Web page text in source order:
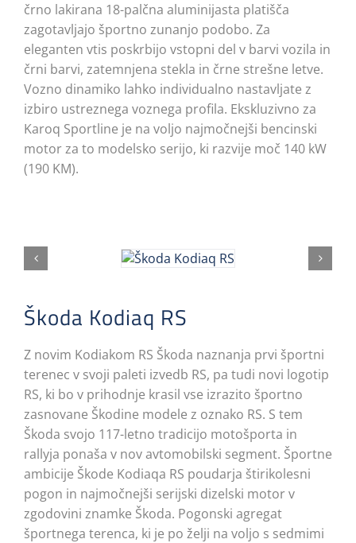
črno lakirana 18-palčna aluminijasta platišča
zagotavljajo športno zunanjo podobo. Za
eleganten vtis poskrbijo vstopni del v barvi vozila in
črni barvi, zatemnjena stekla in črne strešne letve.
Vozno dinamiko lahko individualno nastavljate z
izbiro ustreznega voznega profila. Ekskluzivno za
Karoq Sportline je na voljo najmočnejši bencinski
motor za to modelsko serijo, ki razvije moč 140 kW
(190 KM).
Škoda Kodiaq RS
Z novim Kodiakom RS Škoda naznanja prvi športni
terenec v svoji paleti izvedb RS, pa tudi novi logotip
RS, ki bo v prihodnje krasil vse izrazito športno
zasnovane Škodine modele z oznako RS. S tem
Škoda svojo 117-letno tradicijo motošporta in
rallyja ponaša v nov avtomobilski segment. Športne
ambicije Škode Kodiaqa RS poudarja štirikolesni
pogon in najmočnejši serijski dizelski motor v
zgodovini znamke Škoda. Pogonski agregat
športnega terenca, ki je po želji na voljo s sedmimi